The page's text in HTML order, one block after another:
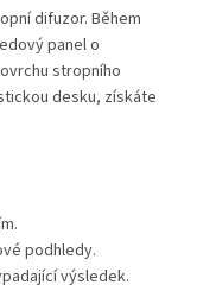
difuzor. Během
panel o
stropního
desku, získáte
podhledy.
výsledek.